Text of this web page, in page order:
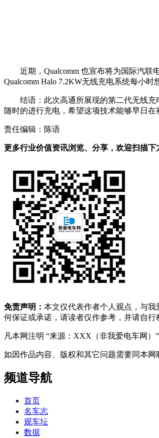
近期，Qualcomm 也宣布将为国际汽联
Qualcomm Halo 7.2KW无线充电系统每小
结语：此次高通所展现的第二代无线
随时的进行充电，希望这项技术能够早日在
责任编辑：陈语
更多行业价值资讯浏览、分享，欢迎扫描
免责声明： 本文仅代表作者个人观点，与
何保证或承诺，请读者仅作参考，并请自行
凡本网注明 “来源：XXX（非我爱电车网
如因作品内容、版权和其它问题需要同本网
频道导航
首页
名车志
观车坛
数据